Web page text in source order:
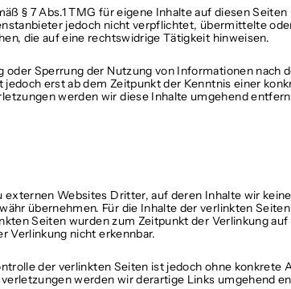
§ 7 Abs.1 TMG für eigene Inhalte auf diesen
jedoch nicht verpflichtet, übermittelte
die auf eine rechtswidrige Tätigkeit hinweisen.
Sperrung der Nutzung von Informationen nach
jedoch erst ab dem Zeitpunkt der Kenntnis einer
werden wir diese Inhalte umgehend
externen Websites Dritter, auf deren Inhalte wir
übernehmen. Für die Inhalte der verlinkten
Seiten wurden zum Zeitpunkt der Verlinkung
Verlinkung nicht erkennbar.
der verlinkten Seiten ist jedoch ohne
werden wir derartige Links umgehend